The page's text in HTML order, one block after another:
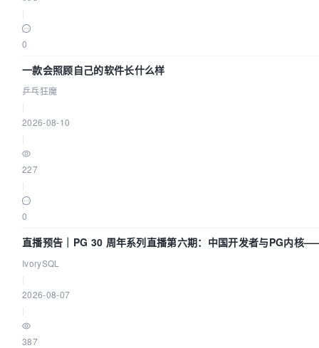
0
一款会照顾自己的软件长什么样
乒乓狂魔
2026-08-10
227
0
直播预告｜PG 30 周年系列直播第六期：中国开发者与PG内核
IvorySQL
2026-08-07
387